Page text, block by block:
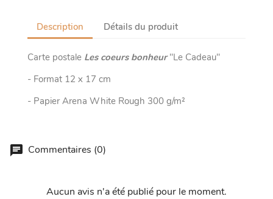
Description Détails du produit
Carte postale Les coeurs bonheur"Le Cadeau"
- Format 12 x 17 cm
- Papier Arena White Rough 300 g/m²
Commentaires (0)
Aucun avis n'a été publié pour le moment.